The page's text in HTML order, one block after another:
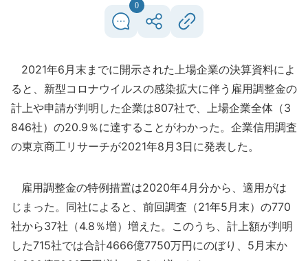
0
2021年6月末までに開示された上場企業の決算資料によ
ると、新型コロナウイルスの感染拡大に伴う雇用調整金の
計上や申請が判明した企業は807社で、上場企業全体（3
846社）の20.9％に達することがわかった。企業信用調査
の東京商工リサーチが2021年8月3日に発表した。
雇用調整金の特例措置は2020年4月分から、適用がは
じまった。同社によると、前回調査（21年5月末）の770
社から37社（4.8％増）増えた。このうち、計上額が判明
した715社では合計4666億7750万円にのぼり、5月末か